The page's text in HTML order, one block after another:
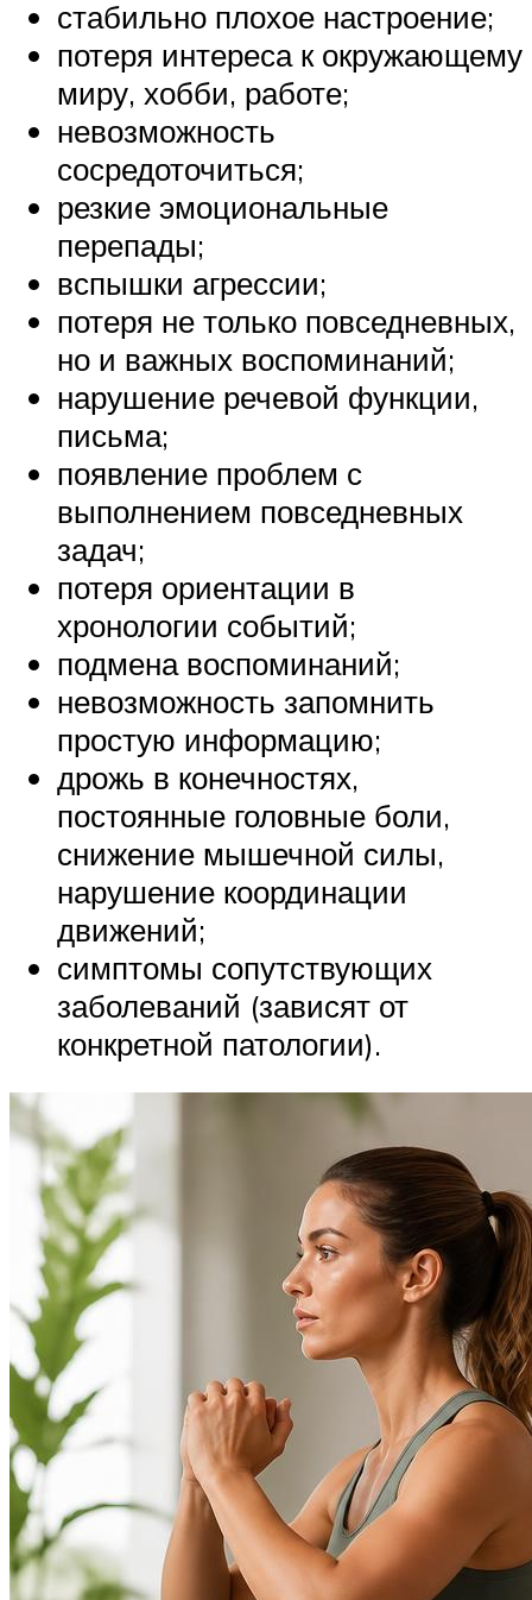
стабильно плохое настроение;
потеря интереса к окружающему
миру, хобби, работе;
невозможность
сосредоточиться;
резкие эмоциональные
перепады;
вспышки агрессии;
потеря не только повседневных,
но и важных воспоминаний;
нарушение речевой функции,
письма;
появление проблем с
выполнением повседневных
задач;
потеря ориентации в
хронологии событий;
подмена воспоминаний;
невозможность запомнить
простую информацию;
дрожь в конечностях,
постоянные головные боли,
снижение мышечной силы,
нарушение координации
движений;
симптомы сопутствующих
заболеваний (зависят от
конкретной патологии).